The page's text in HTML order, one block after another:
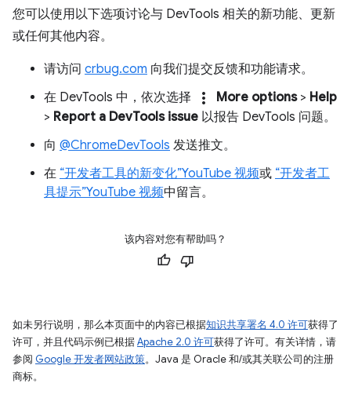
您可以使用以下选项讨论与 DevTools 相关的新功能、更新
或任何其他内容。
请访问 crbug.com 向我们提交反馈和功能请求。
在 DevTools 中，依次选择
more_vert More options> Help
> Report a DevTools issue 以报告 DevTools 问题。
向 @ChromeDevTools 发送推文。
在 “开发者工具的新变化”YouTube 视频或 “开发者工
具提示”YouTube 视频中留言。
该内容对您有帮助吗？
如未另行说明，那么本页面中的内容已根据知识共享署名 4.0 许可获得了
许可，并且代码示例已根据Apache 2.0 许可获得了许可。有关详情，请
参阅 Google 开发者网站政策。Java 是 Oracle 和/或其关联公司的注册
商标。